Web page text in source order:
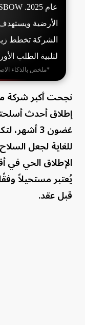
الأرضية
لتلبية الطلب
*ملخص بالذكاء
نجحت أكبر شركة
إطلاق أحدث
غضون 3
للغاية لجعل
الإطلاق الحي في
يُعتبر مستحيلاً
قبل عقد.